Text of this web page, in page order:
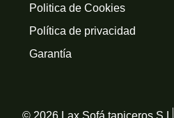
Politica de Cookies
Política de privacidad
Garantía
© 2026 Lax Sofá tapiceros S.L